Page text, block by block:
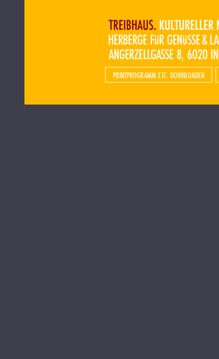
PRINTPROGRAMM ETC. DOWNLOADEN